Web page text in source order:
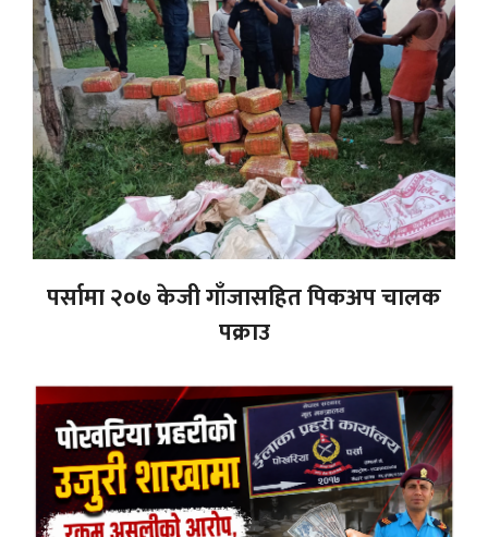
पर्सामा २०७ केजी गाँजासहित पिकअप चालक
पक्राउ